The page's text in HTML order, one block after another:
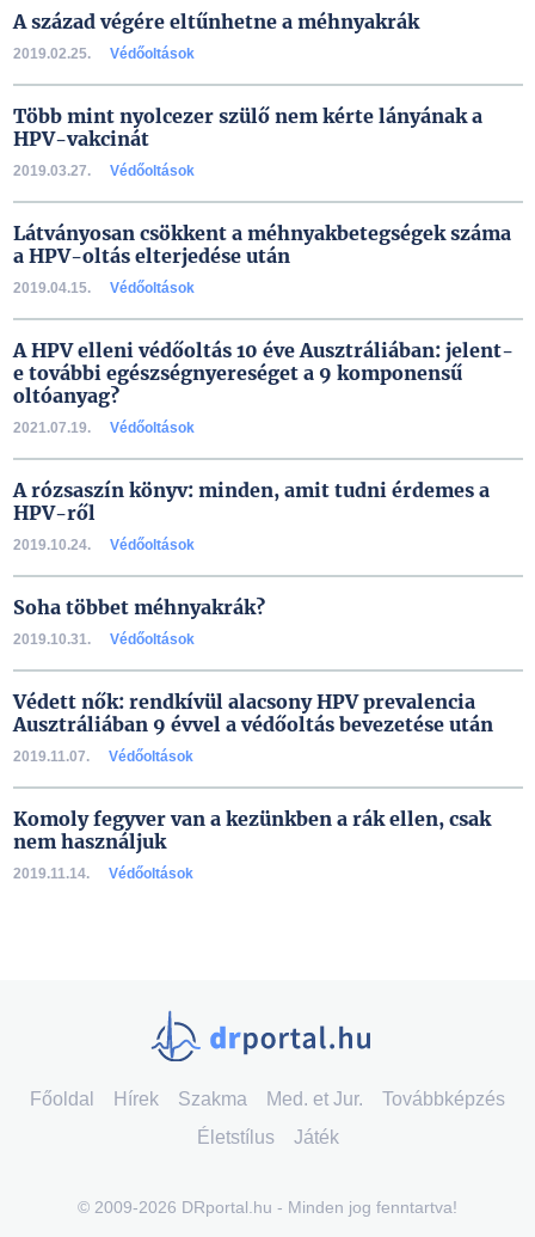
A század végére eltűnhetne a méhnyakrák
2019.02.25. Védőoltások
Több mint nyolcezer szülő nem kérte lányának a
HPV-vakcinát
2019.03.27. Védőoltások
Látványosan csökkent a méhnyakbetegségek száma
a HPV-oltás elterjedése után
2019.04.15. Védőoltások
A HPV elleni védőoltás 10 éve Ausztráliában: jelent-
e további egészségnyereséget a 9 komponensű
oltóanyag?
2021.07.19. Védőoltások
A rózsaszín könyv: minden, amit tudni érdemes a
HPV-ről
2019.10.24. Védőoltások
Soha többet méhnyakrák?
2019.10.31. Védőoltások
Védett nők: rendkívül alacsony HPV prevalencia
Ausztráliában 9 évvel a védőoltás bevezetése után
2019.11.07. Védőoltások
Komoly fegyver van a kezünkben a rák ellen, csak
nem használjuk
2019.11.14. Védőoltások
Főoldal Hírek Szakma Med. et Jur.
Továbbképzés
Életstílus
Játék
© 2009-2026 DRportal.hu - Minden jog fenntartva!